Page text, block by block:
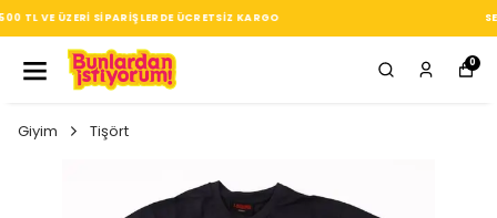
SEÇTIĞIN HER ÜRÜN, TARZINA DAIR KÜÇÜK BIR IMZA
0
Giyim Tişört